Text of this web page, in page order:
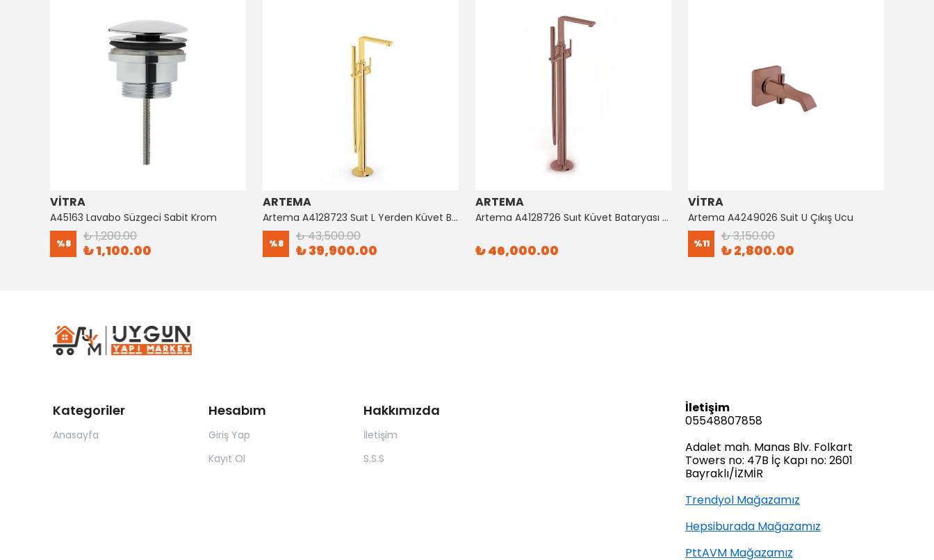
VİTRA
A45163 Lavabo Süzgeci Sabit Krom
%8 ₺ 1,200.00
₺ 1,100.00
ARTEMA
Artema A4128723 Suıt L Yerden Küvet Bataryası Altın
%8 ₺ 43,500.00
₺ 39,900.00
ARTEMA
Artema A4128726 Suıt Küvet Bataryası Bakır
₺ 46,000.00
VİTRA
Artema A4249026 Suit U Çıkış Ucu
%11 ₺ 3,150.00
₺ 2,800.00
Kategoriler
Anasayfa
Hesabım
Giriş Yap
Kayıt Ol
Hakkımızda
İletişim
S.S.S
İletişim
05548807858
Adalet mah. Manas Blv. Folkart
Towers no: 47B İç Kapı no: 2601
Bayraklı/İZMİR
Trendyol Mağazamız
Hepsiburada Mağazamız
PttAVM Mağazamız